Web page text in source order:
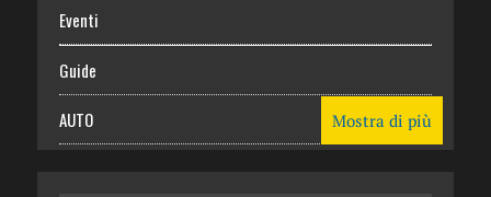
Eventi
Guide
AUTO Mostra di più